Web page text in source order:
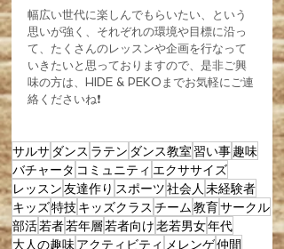
幅広い世代に楽しんでもらいたい、という
思いが強く、それぞれの環境や目標に沿っ
て、たくさんのレッスンや企画を行なって
いきたいと思っておりますので、是非ご興
味の方は、HIDE & PEKOまでお気軽にご連
絡くださいね❗️
サルサ ダンス ラテン ダンス教室習い事趣味
バチャータ コミュニティ エクササイズ
レッスン友達作り スポーツ社会人 未経験者
キッズ特技キッズクラス チーム教育サークル
部活若者若年層若者向け老若男女年代
大人の趣味アクティビティ メレンゲ仲間